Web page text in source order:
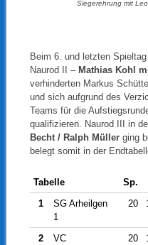
Siegerehrung mit
Beim 6. und letzten
Naurod II – Mathias Kohl
verhinderten Markus
und sich aufgrund des
Teams für die
qualifizieren. Naurod III in
Becht / Ralph Müllerging
belegt somit in der
Tabelle Sp.
1
SG Arheilgen
1
20
2
VC
20